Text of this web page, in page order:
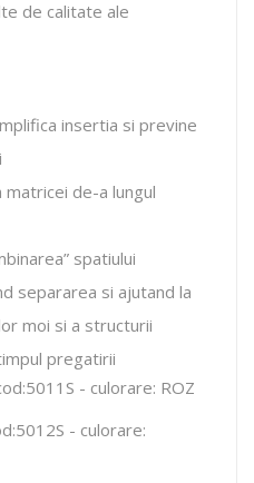
de calitate ale
insertia si previne
de-a lungul
spatiului
separarea si ajutand la
moi si a structurii
pregatirii
- culorare: ROZ
- culorare: